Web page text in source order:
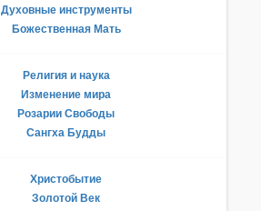
Духовные инструменты
Божественная Мать
Религия и наука
Изменение мира
Розарии Свободы
Сангха Будды
Христобытие
Золотой Век